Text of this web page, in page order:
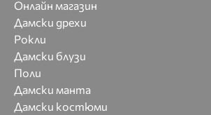
Онлайн магазин
Дамски дрехи
Рокли
Дамски блузи
Поли
Дамски манта
Дамски костюми